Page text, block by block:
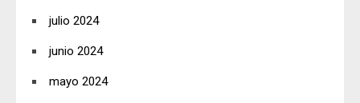
julio 2024
junio 2024
mayo 2024